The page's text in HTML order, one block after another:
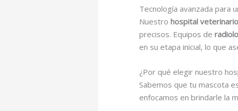
Tecnología avanzada para
Nuestro hospital veterinario
precisos. Equipos de
en su etapa inicial, lo que
¿Por qué elegir nuestro
Sabemos que tu mascota
enfocamos en brindarle la